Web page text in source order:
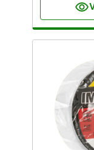
visibility